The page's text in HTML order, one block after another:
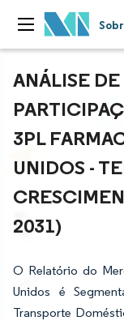
ANÁLISE
3PL
UNIDOS -
2031)
O Relatório do
Unidos é
Transporte